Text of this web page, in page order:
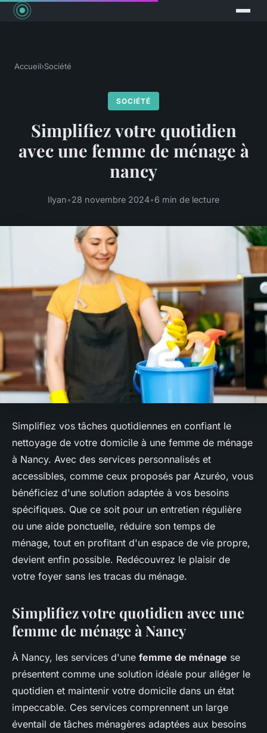
Accueil›Société
SOCIÉTÉ
Simplifiez votre quotidien
avec une femme de ménage à
nancy
Ilyan•28 novembre 2024•6 min de lecture
Simplifiez vos tâches quotidiennes en confiant le
nettoyage de votre domicile à une femme de ménage
à Nancy. Avec des services personnalisés et
accessibles, comme ceux proposés par Azuréo, vous
bénéficiez d'une solution adaptée à vos besoins
spécifiques. Que ce soit pour un entretien régulière
ou une aide ponctuelle, réduire son temps de
ménage, tout en profitant d'un espace de vie propre,
devient enfin possible. Redécouvrez le plaisir de
votre foyer sans les tracas du ménage.
Simplifiez votre quotidien avec une
femme de ménage à Nancy
À Nancy, les services d'une femme de ménage se
présentent comme une solution idéale pour alléger le
quotidien et maintenir votre domicile dans un état
impeccable. Ces services comprennent un large
éventail de tâches ménagères adaptées aux besoins